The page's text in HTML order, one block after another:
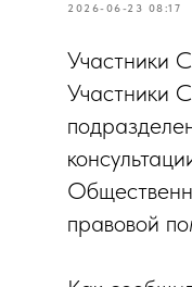
2026-06-23 08:17
Участники
Участники
правовой